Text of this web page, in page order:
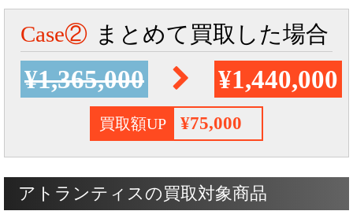
Case② まとめて買取した場合
¥1,365,000 ¥1,440,000
買取額UP ¥75,000
アトランティスの買取対象商品